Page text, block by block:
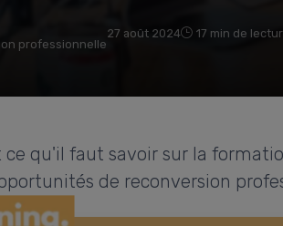
professionnelle
27 août 2024 17 min de
ce qu'il faut savoir sur la
de reconversion